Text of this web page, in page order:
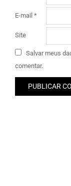
E-mail *
Site
Salvar meus
comentar.